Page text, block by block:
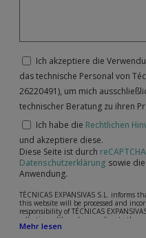
Ich akzeptiere die
das technische Personal von
26220491), um mich
technischer Beratung zu ihren
Ich habe die Rechtlichen
und akzeptiere diese.
Diese Seite ist durch reCAPTCHA
Datenschutzerklärung sowie die
Anwendung.
TÉCNICAS EXPANSIVAS S.L.
this website will be processed and
responsibility of TÉCNICAS
collection, although, according to the
following: attention to your referred
Mehr lesen